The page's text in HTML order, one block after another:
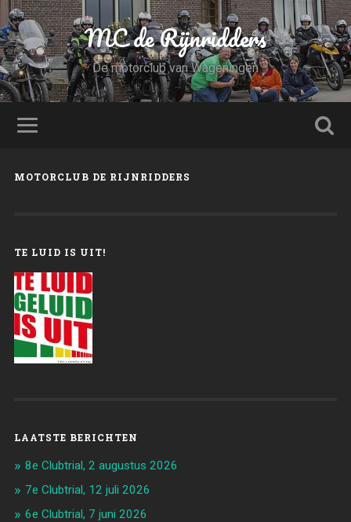
MC de Rijnridders
De motorclub van Wageningen
MOTORCLUB DE RIJNRIDDERS
TE LUID IS UIT!
LAATSTE BERICHTEN
8e Clubtrial, 2 augustus 2026
7e Clubtrial, 12 juli 2026
6e Clubtrial, 7 juni 2026